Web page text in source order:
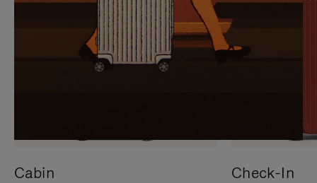
METTRE
PAUSE
RÉACTIVER
LE
SON
Cabin Check-In